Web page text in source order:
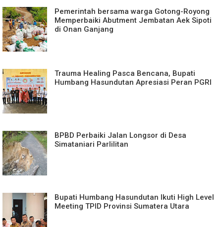
Pemerintah bersama warga Gotong-Royong
Memperbaiki Abutment Jembatan Aek Sipoti
di Onan Ganjang
Trauma Healing Pasca Bencana, Bupati
Humbang Hasundutan Apresiasi Peran PGRI
BPBD Perbaiki Jalan Longsor di Desa
Simataniari Parlilitan
Bupati Humbang Hasundutan Ikuti High Level
Meeting TPID Provinsi Sumatera Utara